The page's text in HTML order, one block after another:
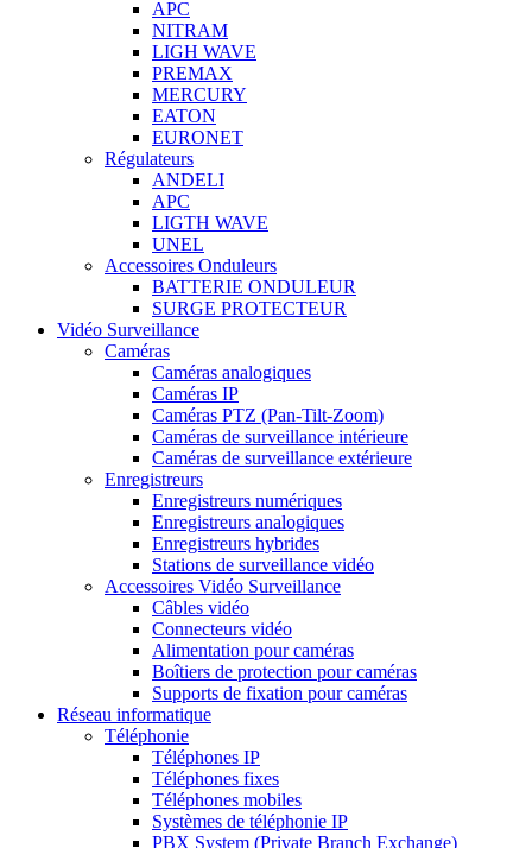
APC
NITRAM
LIGH WAVE
PREMAX
MERCURY
EATON
EURONET
Régulateurs
ANDELI
APC
LIGTH WAVE
UNEL
Accessoires Onduleurs
BATTERIE ONDULEUR
SURGE PROTECTEUR
Vidéo Surveillance
Caméras
Caméras analogiques
Caméras IP
Caméras PTZ (Pan-Tilt-Zoom)
Caméras de surveillance intérieure
Caméras de surveillance extérieure
Enregistreurs
Enregistreurs numériques
Enregistreurs analogiques
Enregistreurs hybrides
Stations de surveillance vidéo
Accessoires Vidéo Surveillance
Câbles vidéo
Connecteurs vidéo
Alimentation pour caméras
Boîtiers de protection pour caméras
Supports de fixation pour caméras
Réseau informatique
Téléphonie
Téléphones IP
Téléphones fixes
Téléphones mobiles
Systèmes de téléphonie IP
PBX System (Private Branch Exchange)